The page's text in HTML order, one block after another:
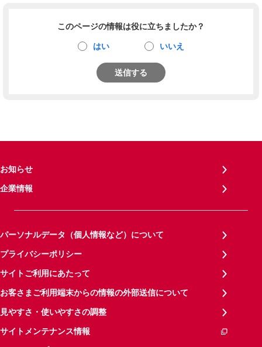
このページの情報は役に立ちましたか？
はい いいえ
送信する
お知らせ
企業情報
パーソナルデータ（個人情報など）について
プライバシーポリシー
サイトご利用にあたって
お客さまご利用端末からの情報の外部送信について
見やすさ・使いやすさの調整
サイトメンテナンス情報